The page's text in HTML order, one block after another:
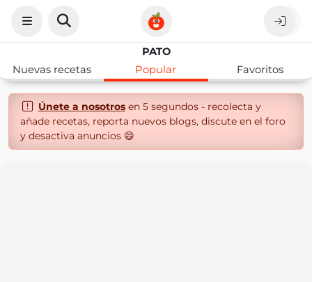
PATO
Nuevas recetas
Popular Favoritos
Únete a nosotrosen 5 segundos - recolecta y
añade recetas, reporta nuevos blogs, discute en el foro
y desactiva anuncios 😄